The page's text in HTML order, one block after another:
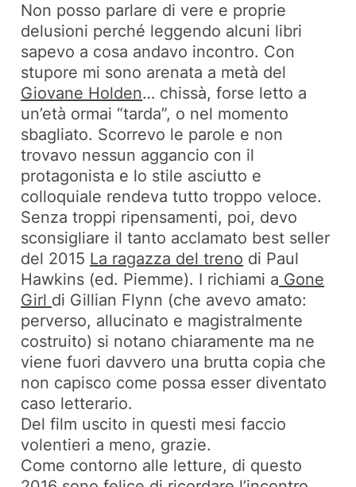
Non posso parlare di vere e proprie
delusioni perché leggendo alcuni libri
sapevo a cosa andavo incontro. Con
stupore mi sono arenata a metà del
Giovane Holden… chissà, forse letto a
un’età ormai “tarda”, o nel momento
sbagliato. Scorrevo le parole e non
trovavo nessun aggancio con il
protagonista e lo stile asciutto e
colloquiale rendeva tutto troppo veloce.
Senza troppi ripensamenti, poi, devo
sconsigliare il tanto acclamato best seller
del 2015 La ragazza del treno di Paul
Hawkins (ed. Piemme). I richiami a Gone
Girl di Gillian Flynn (che avevo amato:
perverso, allucinato e magistralmente
costruito) si notano chiaramente ma ne
viene fuori davvero una brutta copia che
non capisco come possa esser diventato
caso letterario.
Del film uscito in questi mesi faccio
volentieri a meno, grazie.
Come contorno alle letture, di questo